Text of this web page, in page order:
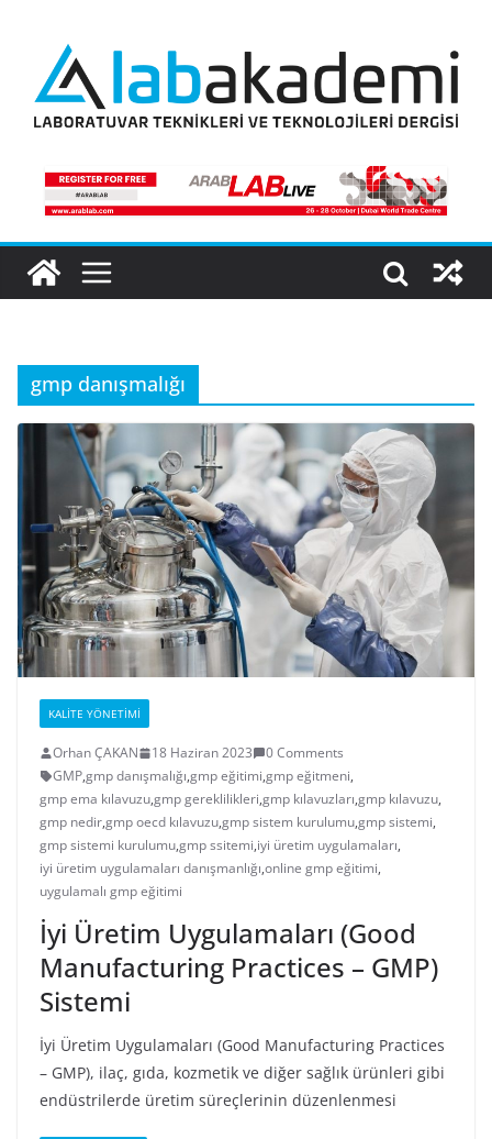
content
gmp danışmalığı
KALITE YÖNETIMI
Orhan ÇAKAN 18 Haziran 2023
0 Comments
GMP,gmp danışmalığı,gmp eğitimi,gmp eğitmeni,
gmp ema kılavuzu,gmp gereklilikleri,gmp kılavuzları,gmp kılavuzu,
gmp nedir,gmp oecd kılavuzu,gmp sistem kurulumu,gmp sistemi,
gmp sistemi kurulumu,gmp ssitemi,iyi üretim uygulamaları,
iyi üretim uygulamaları danışmanlığı,online gmp eğitimi,
uygulamalı gmp eğitimi
İyi Üretim Uygulamaları (Good
Manufacturing Practices – GMP)
Sistemi
İyi Üretim Uygulamaları (Good Manufacturing Practices
– GMP), ilaç, gıda, kozmetik ve diğer sağlık ürünleri gibi
endüstrilerde üretim süreçlerinin düzenlenmesi